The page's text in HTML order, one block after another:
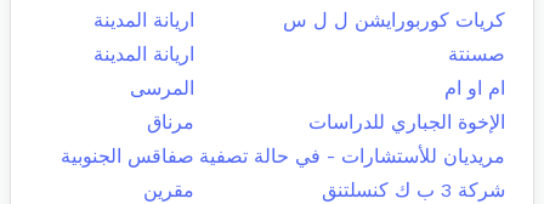
كريات كوربورايشن ل ل س
اريانة المدينة
صسنتة
اريانة المدينة
ام او ام
المرسى
الإخوة الجباري للدراسات
مرناق
مريديان للأستشارات - في حالة تصفية صفاقس الجنوبية
شركة 3 ب ك كنسلتنق
مقرين